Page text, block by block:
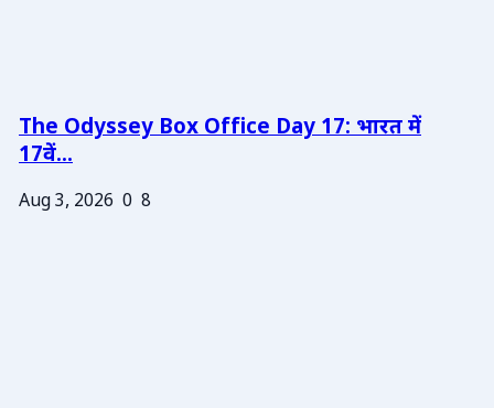
The Odyssey Box Office Day 17: भारत में
17वें...
Aug 3, 2026 0 8